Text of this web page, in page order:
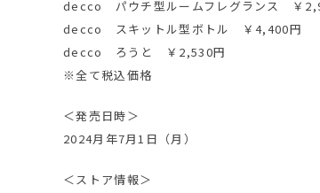
decco パウチ型ルームフレグランス ￥
decco スキットル型ボトル ￥4,400円
decco ろうと ￥2,530円
※全て税込価格
＜発売日時＞
2024月年7月1日（月）
＜ストア情報＞